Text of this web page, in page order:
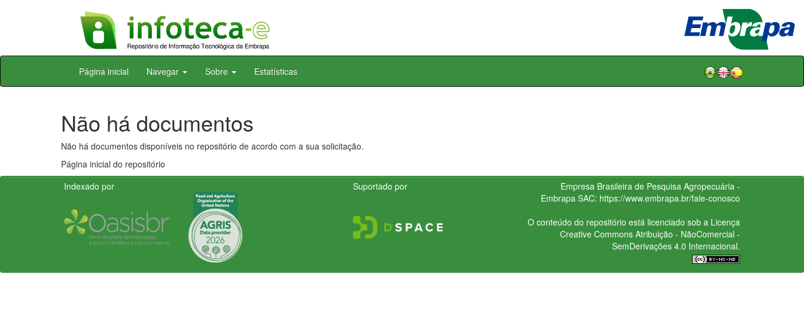
Skip
Página inicial Navegar Sobre Estatísticas
Não há documentos
Não há documentos disponíveis no repositório de acordo com a sua solicitação.
Página inicial do repositório
Indexado por
Suportado por
Empresa Brasileira de Pesquisa Agropecuária -
Embrapa SAC: https://www.embrapa.br/fale-conosco
O conteúdo do repositório está licenciado sob a Licença
Creative CommonsAtribuição - NãoComercial -
SemDerivações 4.0 Internacional.